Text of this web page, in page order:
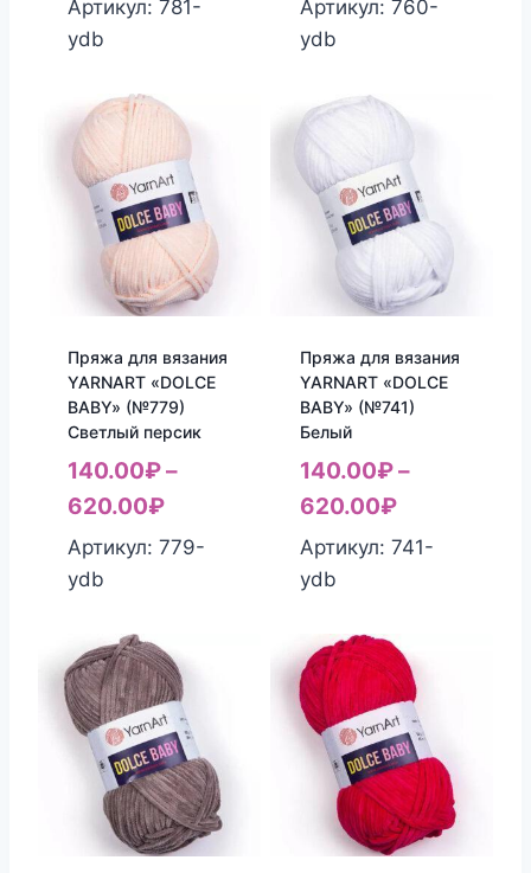
Артикул: 781-
ydb
Артикул: 760-
ydb
Пряжа для вязания
YARNART «DOLCE
BABY» (№779)
Светлый персик
140.00₽–
620.00₽
Артикул: 779-
ydb
Пряжа для вязания
YARNART «DOLCE
BABY» (№741)
Белый
140.00₽–
620.00₽
Артикул: 741-
ydb